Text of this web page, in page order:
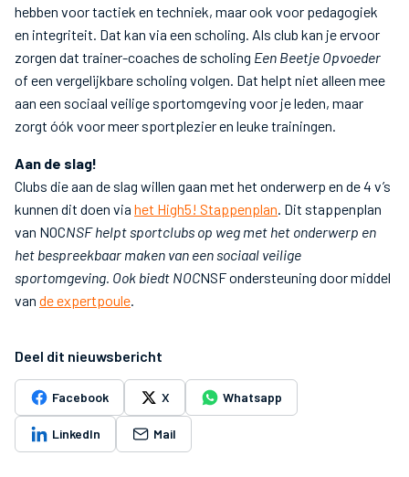
hebben voor tactiek en techniek, maar ook voor pedagogiek
en integriteit. Dat kan via een scholing. Als club kan je ervoor
zorgen dat trainer-coaches de scholing Een Beetje Opvoeder
of een vergelijkbare scholing volgen. Dat helpt niet alleen mee
aan een sociaal veilige sportomgeving voor je leden, maar
zorgt óók voor meer sportplezier en leuke trainingen.
Aan de slag!
Clubs die aan de slag willen gaan met het onderwerp en de 4 v’s
kunnen dit doen via het High5! Stappenplan. Dit stappenplan
van NOCNSF helpt sportclubs op weg met het onderwerp en
het bespreekbaar maken van een sociaal veilige
sportomgeving. Ook biedt NOCNSF ondersteuning door middel
van de expertpoule.
Deel dit nieuwsbericht
Facebook X Whatsapp
LinkedIn Mail